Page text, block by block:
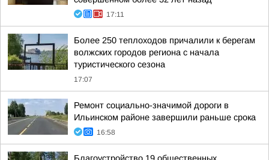
17:11
Более 250 теплоходов причалили к берегам
волжских городов региона с начала
туристического сезона
17:07
Ремонт социально-значимой дороги в
Ильинском районе завершили раньше срока
16:58